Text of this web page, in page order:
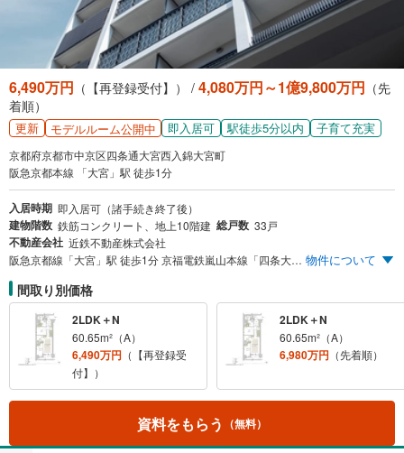
6,490万円 （【再登録受付】） / 4,080万円～1億9,800万円 （先
着順）
更新 モデルルーム公開中 即入居可 駅徒歩5分以内 子育て充実
京都府京都市中京区四条通大宮西入錦大宮町
阪急京都本線 「大宮」駅 徒歩1分
入居時期 即入居可（諸手続き終了後）
建物階数 鉄筋コンクリート、地上10階建 総戸数 33戸
不動産会社 近鉄不動産株式会社
阪急京都線「大宮」駅 徒歩1分 京福電鉄嵐山本線「四条大宮」駅 徒歩2分 独立性・開放性に優れた全邸角住戸 プライバシー性に配慮 内廊下設計 五山送り火（左大文字・船形）を一望する屋上テラス 10階建・総33邸、全邸角住戸の私邸、誕生。建物内モデルルーム案内中。 物件について
間取り別価格
2LDK＋N
60.65m²（A）
6,490万円 （【再登録受
付】）
2LDK＋N
60.65m²（A）
6,980万円 （先着順）
資料をもらう （無料）